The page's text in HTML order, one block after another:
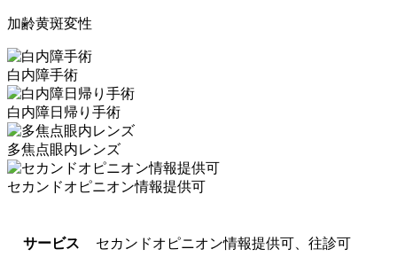
加齢黄斑変性
⽩内障⼿術
白内障日帰り手術
多焦点眼内レンズ
セカンドオピニオン情報提供可
サービス
セカンドオピニオン情報提供可、往診可